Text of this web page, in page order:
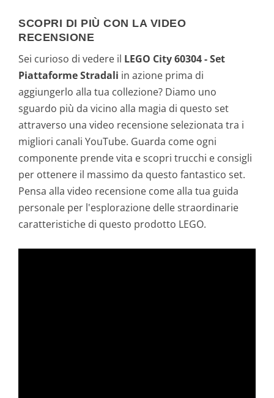
SCOPRI DI PIÙ CON LA VIDEO
RECENSIONE
Sei curioso di vedere il LEGO City 60304 - Set
Piattaforme Stradali in azione prima di
aggiungerlo alla tua collezione? Diamo uno
sguardo più da vicino alla magia di questo set
attraverso una video recensione selezionata tra i
migliori canali YouTube. Guarda come ogni
componente prende vita e scopri trucchi e consigli
per ottenere il massimo da questo fantastico set.
Pensa alla video recensione come alla tua guida
personale per l'esplorazione delle straordinarie
caratteristiche di questo prodotto LEGO.